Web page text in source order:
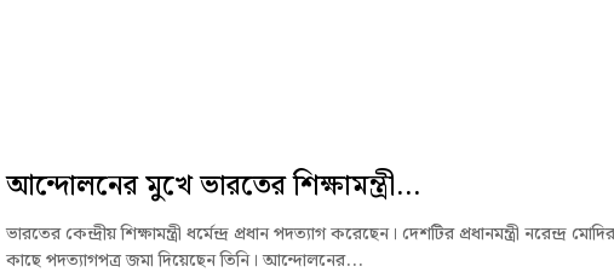
আন্দোলনের মুখে ভারতের শিক্ষামন্ত্রী...
ভারতের কেন্দ্রীয় শিক্ষামন্ত্রী ধর্মেন্দ্র প্রধান পদত্যাগ করেছেন। দেশটির প্রধানমন্ত্রী নরেন্দ্র মোদির
কাছে পদত্যাগপত্র জমা দিয়েছেন তিনি। আন্দোলনের...